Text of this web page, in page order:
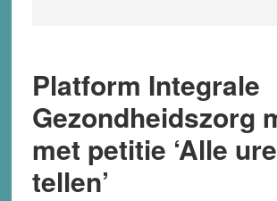
Platform Integrale
Gezondheidszorg
met petitie ‘Alle
tellen’